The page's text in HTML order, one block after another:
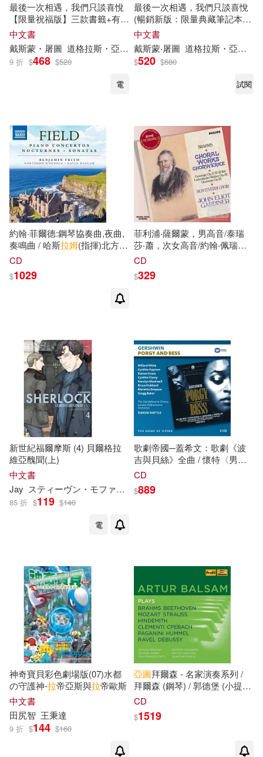
最後一次相遇，我們只談喜悅
【限量祝福版】三款書籤+有聲
陪伴 溫暖收藏
中文書
戴斯蒙 ・ 屠圖 道格拉斯 ・ 亞伯拉姆 達賴喇嘛 韓絜光
9 折 $468 $520
電
最後一次相遇，我們只談喜悅
(暢銷新版：限量典藏筆記本
+電影早場優惠套組)
中文書
戴斯蒙‧屠圖 道格拉斯 ・ 亞伯拉姆
$520 $680
試閱
約翰·菲爾德:鋼琴協奏曲,夜曲,
奏鳴曲 / 哈斯拉姆(指揮)北方交
響樂團,
(John Field: Piano Concertos,
Haslam(conductor)Northern
Scottish National Orchestra)
CD
$1029
菲利浦‧薩爾蒙，男高音/泰瑞
莎‧蕭，次女高音/約翰‧佩瑞，
鋼琴/羅伯特，列文，鋼琴；賈
布拉姆
CD
$329
新世紀福爾摩斯 (4) 貝爾格拉
維亞醜聞(上)
中文書
Jay スティーヴン・モファット マーク・ゲイティス
85 折 $119 $140
電
歌劇帝國─蓋希文：歌劇《波
吉與貝絲》全曲 / 懷特〈男低
音〉海
高音〉布魯斯‧胡巴德〈男中
AND BESS / Glyndebourne
Chorus London Philharmonic
Orchestra SIR SIMON
RATTLE 3CD)
CD
$889
神奇寶貝彩色劇場版(07)水都
の守護神-拉帝亞斯與拉帝歐斯
中文書
田尻智 王秉達
9 折 $144 $160
亞圖拜爾森 - 名家演奏系列 /
拜爾森 (鋼琴) / 郭德堡 (小提
琴) / 福克斯 (小提琴) / 米爾斯
琴) / 帕斯卡 (中提琴) / 富蘭契
琴) / 奈爾(Artur Balsam - plays
CD
$1519